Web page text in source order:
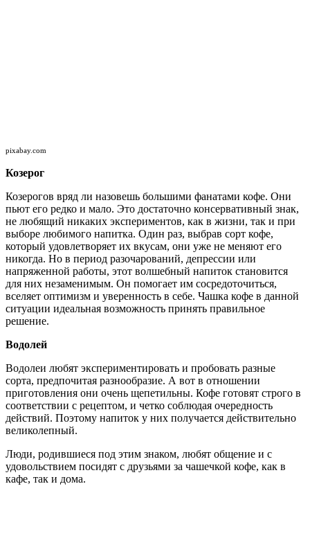
pixabay.com
Козерог
Козерогов вряд ли назовешь большими фанатами кофе. Они
пьют его редко и мало. Это достаточно консервативный знак,
не любящий никаких экспериментов, как в жизни, так и при
выборе любимого напитка. Один раз, выбрав сорт кофе,
который удовлетворяет их вкусам, они уже не меняют его
никогда. Но в период разочарований, депрессии или
напряженной работы, этот волшебный напиток становится
для них незаменимым. Он помогает им сосредоточиться,
вселяет оптимизм и уверенность в себе. Чашка кофе в данной
ситуации идеальная возможность принять правильное
решение.
Водолей
Водолеи любят экспериментировать и пробовать разные
сорта, предпочитая разнообразие. А вот в отношении
приготовления они очень щепетильны. Кофе готовят строго в
соответствии с рецептом, и четко соблюдая очередность
действий. Поэтому напиток у них получается действительно
великолепный.
Люди, родившиеся под этим знаком, любят общение и с
удовольствием посидят с друзьями за чашечкой кофе, как в
кафе, так и дома.